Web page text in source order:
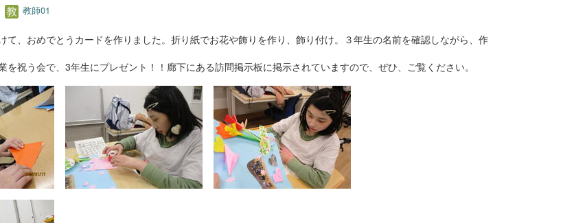
教師01
て、おめでとうカードを作りました。折り紙でお花や飾りを作り、飾り付け。３年生の名前を確認しながら、作
を祝う会で、3年生にプレゼント！！廊下にある訪問掲示板に掲示されていますので、ぜひ、ご覧ください。